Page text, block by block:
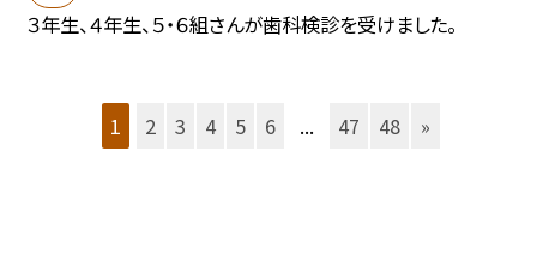
３年生、４年生、５・６組さんが歯科検診を受けました。
1 2 3 4 5 6 ... 47 48 »